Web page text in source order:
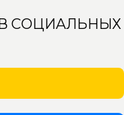
СОЦИАЛЬНЫХ